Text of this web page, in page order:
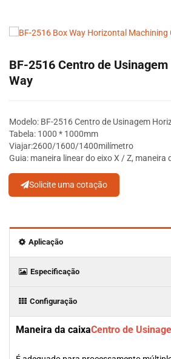
BF-2516 Centro de
Way
Modelo: BF-2516 Centro de Usinagem
Tabela: 1000 * 1000mm
Viajar:2600/1600/1400milímetro
Guia: maneira linear do eixo X / Z, maneira
Solicite uma cotação
Aplicação
Especificação
Configuração
Maneira da caixaCentro de